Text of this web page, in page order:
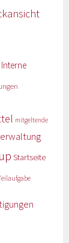
Interne
mitgeltende
Startseite